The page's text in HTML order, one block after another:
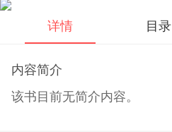
详情 目录
内容简介
该书目前无简介内容。